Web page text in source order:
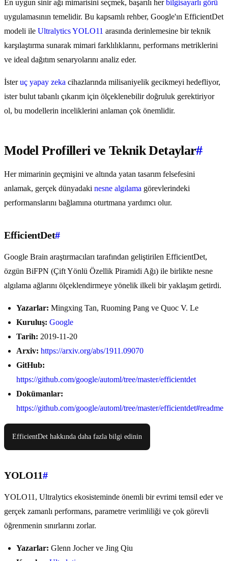
En uygun sinir ağı mimarisini seçmek, başarılı herbilgisayarlı görü
uygulamasının temelidir. Bu kapsamlı rehber, Google'ın EfficientDet
modeli ile Ultralytics YOLO11 arasında derinlemesine bir teknik
karşılaştırma sunarak mimari farklılıklarını, performans metriklerini
ve ideal dağıtım senaryolarını analiz eder.
İsteruç yapay zeka cihazlarında milisaniyelik gecikmeyi hedefliyor,
ister bulut tabanlı çıkarım için ölçeklenebilir doğruluk gerektiriyor
ol, bu modellerin inceliklerini anlaman çok önemlidir.
Model Profilleri ve Teknik Detaylar#
Her mimarinin geçmişini ve altında yatan tasarım felsefesini
anlamak, gerçek dünyadaki nesne algılama görevlerindeki
performanslarını bağlamına oturtmana yardımcı olur.
EfficientDet#
Google Brain araştırmacıları tarafından geliştirilen EfficientDet,
özgün BiFPN (Çift Yönlü Özellik Piramidi Ağı) ile birlikte nesne
algılama ağlarını ölçeklendirmeye yönelik ilkeli bir yaklaşım getirdi.
Yazarlar: Mingxing Tan, Ruoming Pang ve Quoc V. Le
Kuruluş: Google
Tarih: 2019-11-20
Arxiv: https://arxiv.org/abs/1911.09070
GitHub:
https://github.com/google/automl/tree/master/efficientdet
Dokümanlar:
https://github.com/google/automl/tree/master/efficientdet#readme
EfficientDet hakkında daha fazla bilgi edinin
YOLO11#
YOLO11, Ultralytics ekosisteminde önemli bir evrimi temsil eder ve
gerçek zamanlı performans, parametre verimliliği ve çok görevli
öğrenmenin sınırlarını zorlar.
Yazarlar: Glenn Jocher ve Jing Qiu